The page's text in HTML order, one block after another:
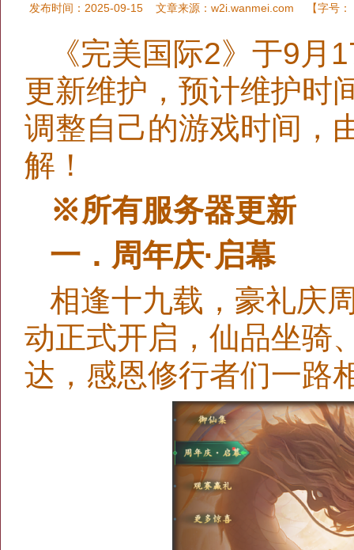
发布时间：2025-09-15 文章来源： w2i.wanmei.com 【字号：
《完美国际2》于9
更新维护，预计维护时
调整自己的游戏时间，
解！
※所有服务器更新
一．周年庆·启幕
相逢十九载，豪礼庆
动正式开启，仙品坐骑
达，感恩修行者们一路